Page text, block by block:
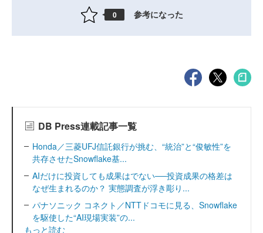
0 参考になった
DB Press連載記事一覧
Honda／三菱UFJ信託銀行が挑む、“統治”と“俊敏性”を
共存させたSnowflake基...
AIだけに投資しても成果はでない──投資成果の格差は
なぜ生まれるのか？ 実態調査が浮き彫り...
パナソニック コネクト／NTTドコモに見る、Snowflake
を駆使した“AI現場実装”の...
もっと読む